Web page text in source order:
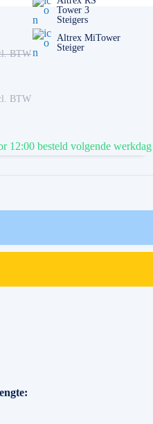
Tower 3
Steigers
Altrex MiTower
Steiger
12:00 besteld volgende